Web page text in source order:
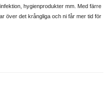
hygienprodukter mm. Med färre
över det krångliga och ni får mer tid för